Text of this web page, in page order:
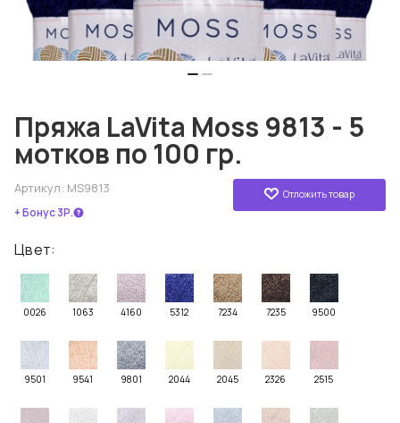
Пряжа LaVita Moss 9813 - 5
мотков по 100 гр.
Отложить товар
Артикул: MS9813
+ Бонус 3Р.
Цвет:
0026 1063 4160 5312 7234 7235 9500
9501 9541 9801 2044 2045 2326 2515